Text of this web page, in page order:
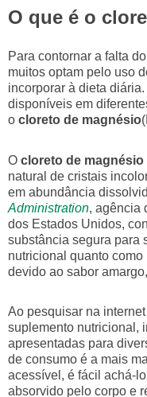
O que é o
Para contornar a falta do
muitos optam pelo uso
incorporar à dieta
disponíveis em
o cloreto de magnésio
O cloreto de magnésio
natural de cristais
em abundância
Administration, agência
dos Estados Unidos,
substância segura para
nutricional quanto
devido ao sabor
Ao pesquisar na
suplemento nutricional,
apresentadas para
de consumo é a mais
acessível, é fácil achá-
absorvido pelo corpo e